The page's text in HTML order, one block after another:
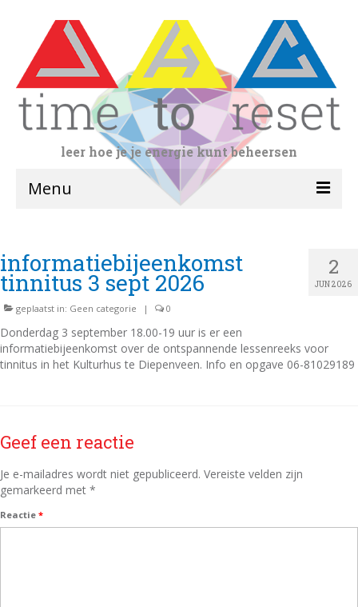
leer hoe je je energie kunt beheersen
Menu
yogalessen
volwassenen
Doorgaande leerlijn
scholen
Tinnitus
ervaringen
2
JUN 2026
informatiebijeenkomst
tinnitus 3 sept 2026
geplaatst in: Geen categorie | 0
Donderdag 3 september 18.00-19 uur is er een
informatiebijeenkomst over de ontspannende lessenreeks voor
tinnitus in het Kulturhus te Diepenveen. Info en opgave 06-81029189
Geef een reactie
Je e-mailadres wordt niet gepubliceerd. Vereiste velden zijn
gemarkeerd met *
Reactie *